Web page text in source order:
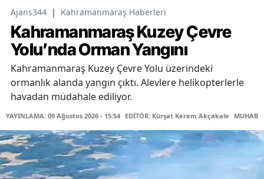
Ajans344 | Kahramanmaraş Haberleri
Kahramanmaraş Kuzey Çevre
Yolu’nda Orman Yangını
Kahramanmaraş Kuzey Çevre Yolu üzerindeki
ormanlık alanda yangın çıktı. Alevlere helikopterlerle
havadan müdahale ediliyor.
YAYINLAMA: 09 Ağustos 2026 - 15:54 EDİTÖR: Kürşat Kerem Akçakale